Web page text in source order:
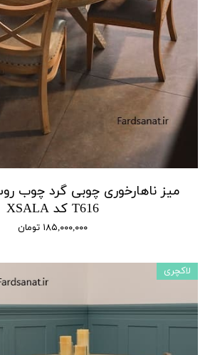
T616 کد XSALA
۱۸۵,۰۰۰,۰۰۰ تومان
لاکچری